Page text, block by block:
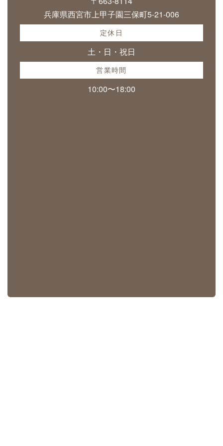
兵庫県西宮市上甲子園三保町5-21-006
定休日
土・日・祝日
営業時間
10:00〜18:00